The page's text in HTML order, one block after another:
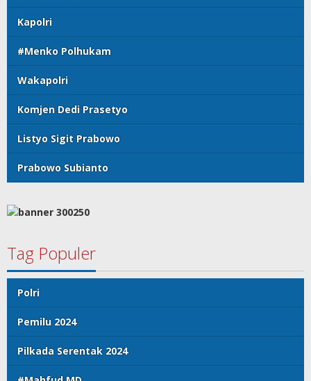
Kapolri
#Menko Polhukam
Wakapolri
Komjen Dedi Prasetyo
Listyo Sigit Prabowo
Prabowo Subianto
Tag Populer
Polri
Pemilu 2024
Pilkada Serentak 2024